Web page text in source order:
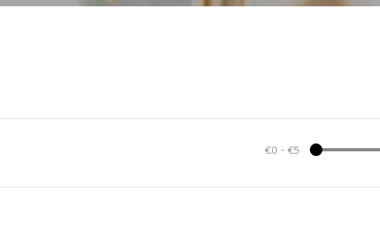
€0 - €5